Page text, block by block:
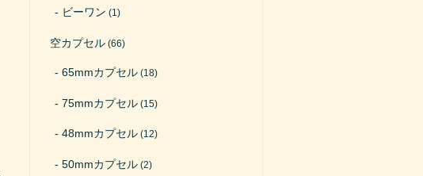
ビーワン (1)
空カプセル (66)
65mmカプセル (18)
75mmカプセル (15)
48mmカプセル (12)
50mmカプセル (2)